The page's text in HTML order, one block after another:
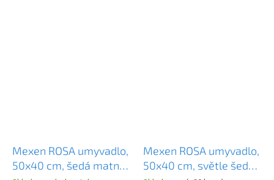
Mexen ROSA umyvadlo,
50x40 cm, šedá matná,
Mexen ROSA umyvadlo,
50x40 cm, světle šedá